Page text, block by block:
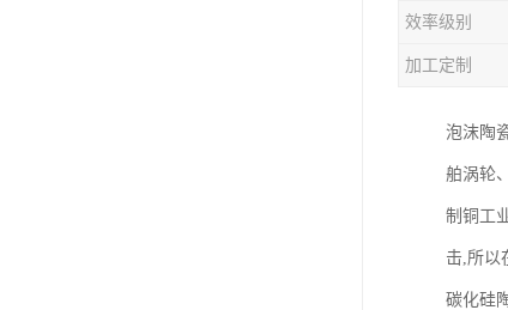
效率级别
加工定制
泡沫陶
舶涡轮
制铜工
击,所以
碳化硅